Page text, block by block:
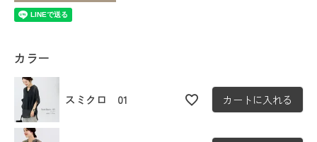
カラー
スミクロ 01 カートに入れる